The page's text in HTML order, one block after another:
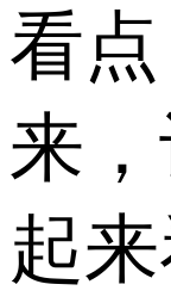
看
来
起